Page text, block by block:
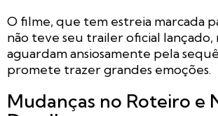
O filme, que tem estreia marcada
não teve seu trailer oficial lançado,
aguardam ansiosamente pela
promete trazer grandes emoções.
Mudanças no Roteiro e